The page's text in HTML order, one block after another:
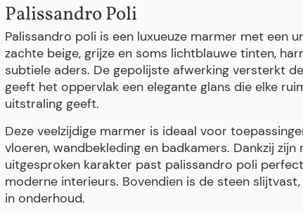
Palissandro Poli
Palissandro poli is een luxueuze marmer met een
zachte beige, grijze en soms lichtblauwe tinten,
subtiele aders. De gepolijste afwerking versterkt
geeft het oppervlak een elegante glans die elke
uitstraling geeft.
Deze veelzijdige marmer is ideaal voor
vloeren, wandbekleding en badkamers. Dankzij zijn
uitgesproken karakter past palissandro poli
moderne interieurs. Bovendien is de steen
in onderhoud.